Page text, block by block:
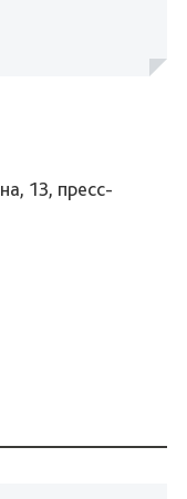
13, пресс-